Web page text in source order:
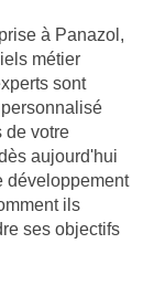
à Panazol,
métier
sont
de votre
aujourd'hui
développement
ils
ses objectifs